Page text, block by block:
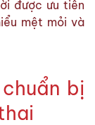
được ưu tiên
mệt mỏi và
bị